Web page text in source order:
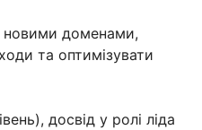
новими доменами,
та оптимізувати
досвід у ролі ліда